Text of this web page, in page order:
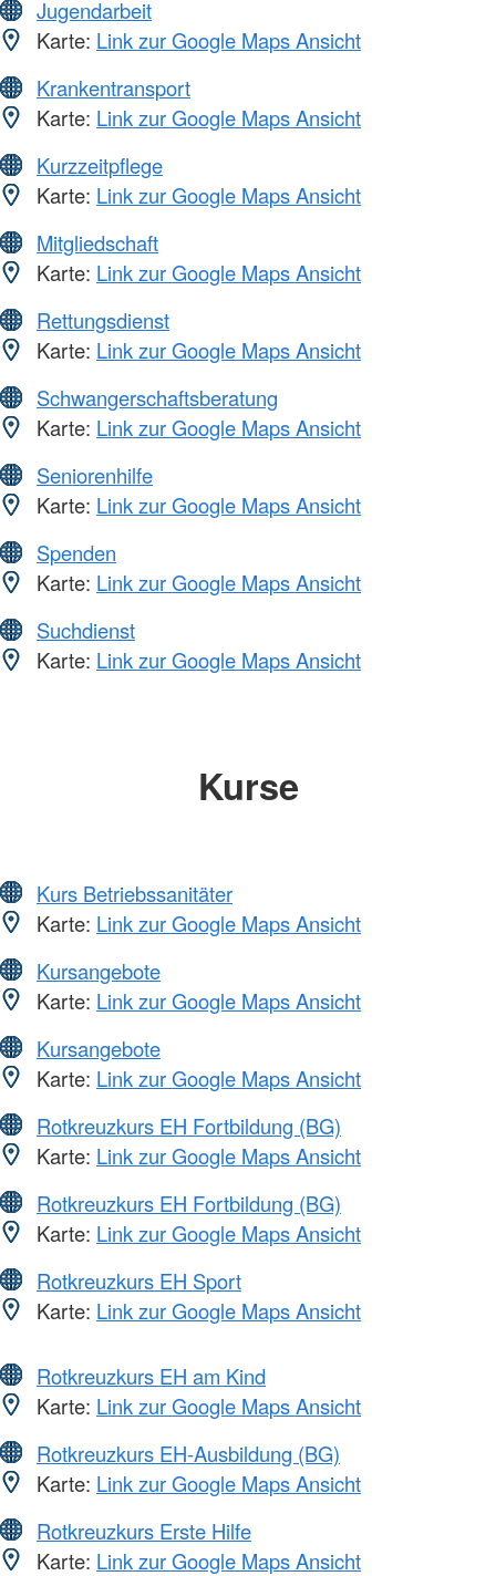
Jugendarbeit
Karte: Link zur Google Maps Ansicht
Krankentransport
Karte: Link zur Google Maps Ansicht
Kurzzeitpflege
Karte: Link zur Google Maps Ansicht
Mitgliedschaft
Karte: Link zur Google Maps Ansicht
Rettungsdienst
Karte: Link zur Google Maps Ansicht
Schwangerschaftsberatung
Karte: Link zur Google Maps Ansicht
Seniorenhilfe
Karte: Link zur Google Maps Ansicht
Spenden
Karte: Link zur Google Maps Ansicht
Suchdienst
Karte: Link zur Google Maps Ansicht
Kurse
Kurs Betriebssanitäter
Karte: Link zur Google Maps Ansicht
Kursangebote
Karte: Link zur Google Maps Ansicht
Kursangebote
Karte: Link zur Google Maps Ansicht
Rotkreuzkurs EH Fortbildung (BG)
Karte: Link zur Google Maps Ansicht
Rotkreuzkurs EH Fortbildung (BG)
Karte: Link zur Google Maps Ansicht
Rotkreuzkurs EH Sport
Karte: Link zur Google Maps Ansicht
Rotkreuzkurs EH am Kind
Karte: Link zur Google Maps Ansicht
Rotkreuzkurs EH-Ausbildung (BG)
Karte: Link zur Google Maps Ansicht
Rotkreuzkurs Erste Hilfe
Karte: Link zur Google Maps Ansicht